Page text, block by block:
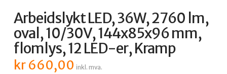
Arbeidslykt LED, 36W, 2760 lm,
oval, 10/30V, 144x85x96 mm,
flomlys, 12 LED-er, Kramp
kr660,00 inkl. mva.